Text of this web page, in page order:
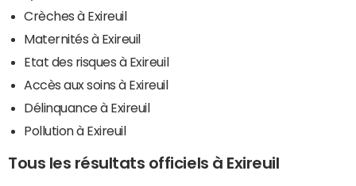
Crèches à Exireuil
Maternités à Exireuil
Etat des risques à Exireuil
Accès aux soins à Exireuil
Délinquance à Exireuil
Pollution à Exireuil
Tous les résultats officiels à Exireuil